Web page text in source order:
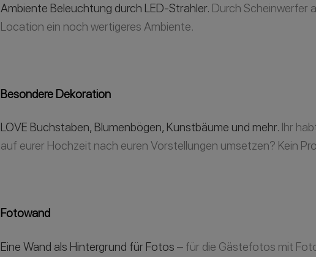
Ambiente Beleuchtung durch LED-Strahler. Durch Scheinwerfer
Location ein noch wertigeres Ambiente.
Besondere Dekoration
LOVE Buchstaben, Blumenbögen, Kunstbäume und mehr. Ihr
auf eurer Hochzeit nach euren Vorstellungen umsetzen? Kein
Fotowand
Eine Wand als Hintergrund für Fotos – für die Gästefotos mit